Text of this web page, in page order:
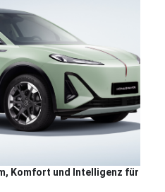
Komfort und Intelligenz für